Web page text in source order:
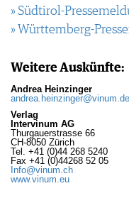
» Südtirol-
» Württemberg-
Weitere Auskünfte:
Andrea Heinzinger
andrea.heinzinger@vinum.de
Verlag
Intervinum AG
Thurgauerstrasse 66
CH-8050 Zürich
Tel. +41 (0)44 268 5240
Fax +41 (0)44268 52 05
​​​​​​​Info@vinum.ch
www.vinum.eu